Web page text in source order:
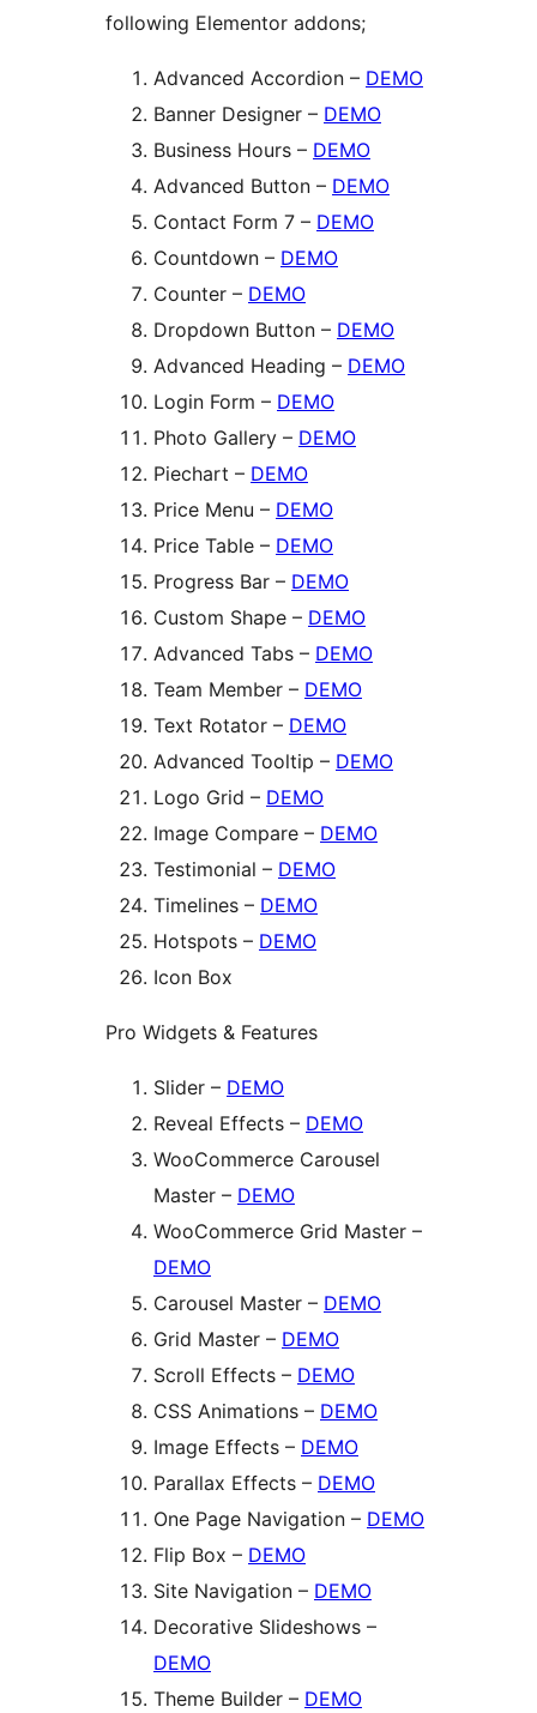
following Elementor addons;
Advanced Accordion – DEMO
Banner Designer – DEMO
Business Hours – DEMO
Advanced Button – DEMO
Contact Form 7 – DEMO
Countdown – DEMO
Counter – DEMO
Dropdown Button – DEMO
Advanced Heading – DEMO
Login Form – DEMO
Photo Gallery – DEMO
Piechart – DEMO
Price Menu – DEMO
Price Table – DEMO
Progress Bar – DEMO
Custom Shape – DEMO
Advanced Tabs – DEMO
Team Member – DEMO
Text Rotator – DEMO
Advanced Tooltip – DEMO
Logo Grid – DEMO
Image Compare – DEMO
Testimonial – DEMO
Timelines – DEMO
Hotspots – DEMO
Icon Box
Pro Widgets & Features
Slider – DEMO
Reveal Effects – DEMO
WooCommerce Carousel
Master – DEMO
WooCommerce Grid Master –
DEMO
Carousel Master – DEMO
Grid Master – DEMO
Scroll Effects – DEMO
CSS Animations – DEMO
Image Effects – DEMO
Parallax Effects – DEMO
One Page Navigation – DEMO
Flip Box – DEMO
Site Navigation – DEMO
Decorative Slideshows –
DEMO
Theme Builder – DEMO